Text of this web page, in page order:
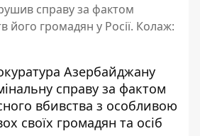
справу за фактом
його громадян у Росії. Колаж:
Азербайджану
справу за фактом
вбивства з особливою
своїх громадян та осіб